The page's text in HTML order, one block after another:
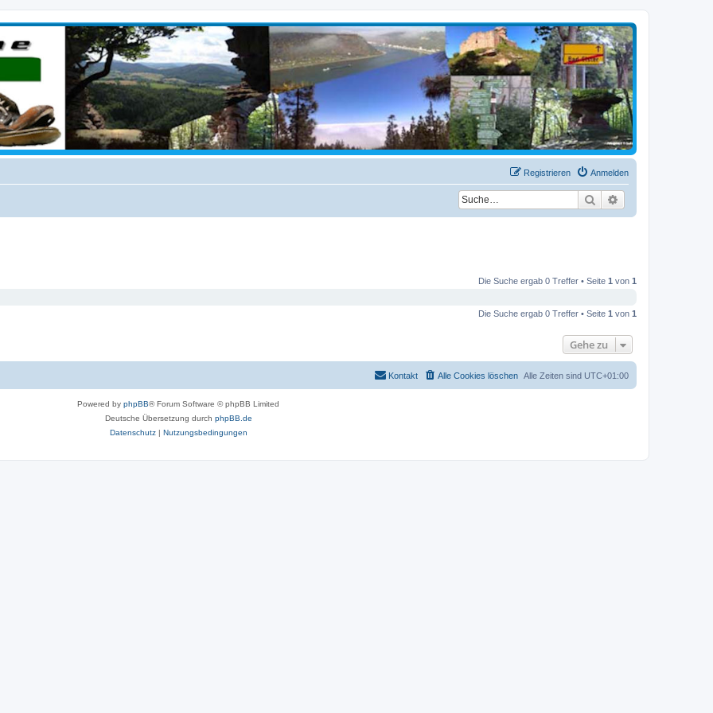
Anmelden
Registrieren
Suche
Die Suche ergab 0 Treffer • Seite 1 von 1
Die Suche ergab 0 Treffer • Seite 1 von 1
Gehe zu
Alle Zeiten sind UTC+01:00
Alle Cookies löschen
Kontakt
Powered by phpBB® Forum Software © phpBB Limited
Deutsche Übersetzung durch phpBB.de
Datenschutz| Nutzungsbedingungen